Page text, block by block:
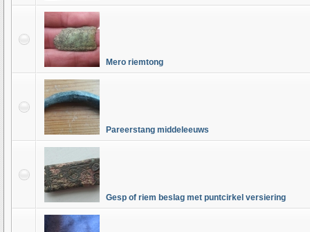
Mero riemtong
Pareerstang middeleeuws
Gesp of riem beslag met puntcirkel versiering